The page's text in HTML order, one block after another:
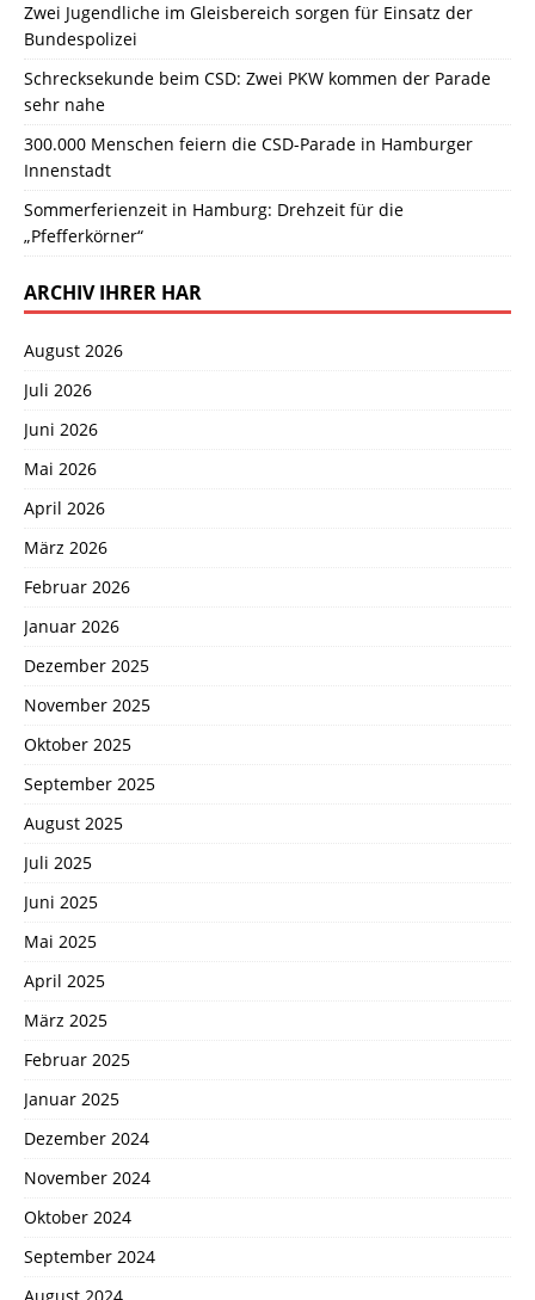
Zwei Jugendliche im Gleisbereich sorgen für Einsatz der
Bundespolizei
Schrecksekunde beim CSD: Zwei PKW kommen der Parade
sehr nahe
300.000 Menschen feiern die CSD-Parade in Hamburger
Innenstadt
Sommerferienzeit in Hamburg: Drehzeit für die
„Pfefferkörner“
ARCHIV IHRER HAR
August 2026
Juli 2026
Juni 2026
Mai 2026
April 2026
März 2026
Februar 2026
Januar 2026
Dezember 2025
November 2025
Oktober 2025
September 2025
August 2025
Juli 2025
Juni 2025
Mai 2025
April 2025
März 2025
Februar 2025
Januar 2025
Dezember 2024
November 2024
Oktober 2024
September 2024